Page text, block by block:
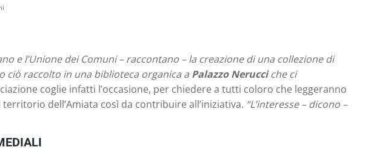
e l’Unione dei Comuni – raccontano – la creazione di una collezione di
raccolto in una biblioteca organica a Palazzo Nerucciche ci
coglie infatti l’occasione, per chiedere a tutti coloro che leggeranno
dell’Amiata così da contribuire all’iniziativa. “L’interesse – dicono –